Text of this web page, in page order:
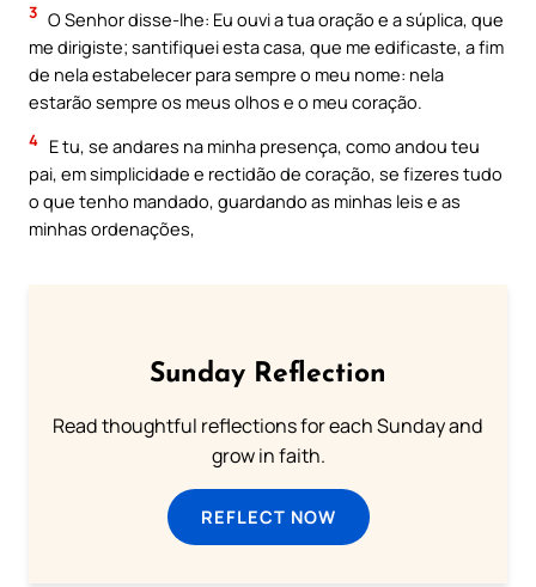
3 O Senhor disse-lhe: Eu ouvi a tua oração e a súplica, que
me dirigiste; santifiquei esta casa, que me edificaste, a fim
de nela estabelecer para sempre o meu nome: nela
estarão sempre os meus olhos e o meu coração.
4 E tu, se andares na minha presença, como andou teu
pai, em simplicidade e rectidão de coração, se fizeres tudo
o que tenho mandado, guardando as minhas leis e as
minhas ordenações,
Sunday Reflection
Read thoughtful reflections for each Sunday and
grow in faith.
REFLECT NOW